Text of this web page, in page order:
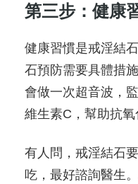
第三步：健康
健康習慣是戒淫結
石預防需要具體措
會做一次超音波，
維生素C，幫助抗氧
有人問，戒淫結石
吃，最好諮詢醫生